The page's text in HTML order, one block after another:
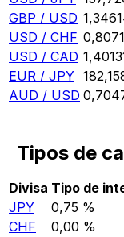
GBP / USD
USD / CHF
USD / CAD
EUR / JPY
AUD / USD
Tipos de
Divisa Tipo de
JPY
0,75 %
CHF
0,00 %